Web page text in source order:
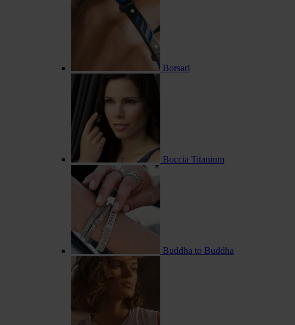
Borsari
Boccia Titanium
Buddha to Buddha